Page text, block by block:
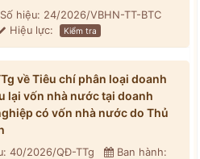
Số hiệu: 24/2026/VBHN-TT-BTC
Hiệu lực: Kiểm tra
về Tiêu chí phân loại doanh
lại vốn nhà nước tại doanh
có vốn nhà nước do Thủ
40/2026/QĐ-TTg
Ban hành: